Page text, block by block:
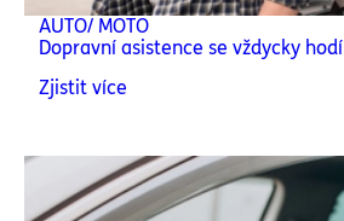
AUTO/ MOTO
Dopravní asistence se vždycky hodí
Zjistit více